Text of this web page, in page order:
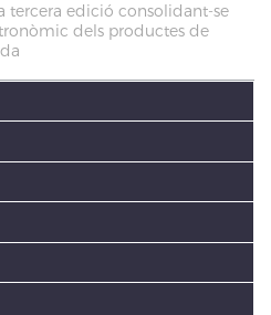
tercera edició consolidant-se
dels productes de